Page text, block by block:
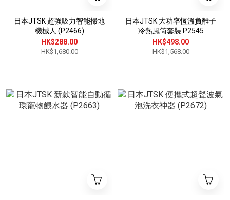
日本JTSK 超強吸力智能掃地
機械人 (P2466)
HK$288.00
HK$1,680.00
日本JTSK 大功率恆溫負離子
冷熱風筒套裝 P2545
HK$498.00
HK$1,568.00